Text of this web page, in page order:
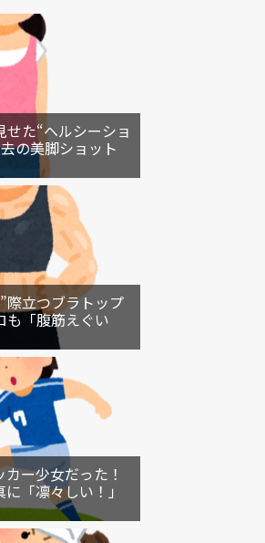
た“ヘルシーショ
の美脚ショット
際立つブラトップ
も「腹筋えぐい
ー少女だった！
「凛々しい！」